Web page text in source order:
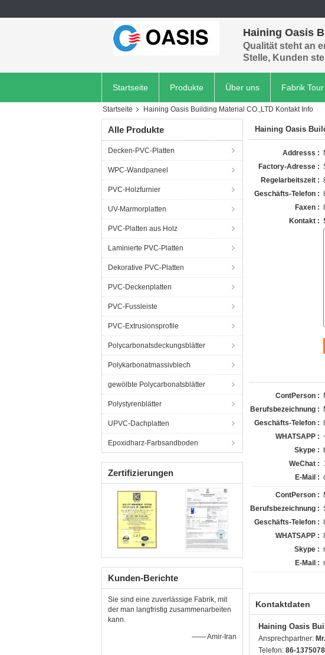
Haining Oasis
Qualität steht an
Stelle, Kunden
Startseite Produkte Über uns Fabrik Tour
Startseite Haining Oasis Building Material CO.,LTD Kontakt Info
Alle Produkte
Decken-PVC-Platten
WPC-Wandpaneel
PVC-Holzfurnier
UV-Marmorplatten
PVC-Platten aus Holz
Laminierte PVC-Platten
Dekorative PVC-Platten
PVC-Deckenplatten
PVC-Fussleiste
PVC-Extrusionsprofile
Polycarbonatsdeckungsblätter
Polykarbonatmassivblech
gewölbte Polycarbonatsblätter
Polystyrenblätter
UPVC-Dachplatten
Epoxidharz-Farbsandboden
Zertifizierungen
Kunden-Berichte
Sie sind eine zuverlässige Fabrik, mit
der man langfristig zusammenarbeiten
kann.
—— Amir-Iran
Haining Oasis
Addresss :
Factory-Adresse :
Regelarbeitszeit :
Geschäfts-Telefon :
Faxen :
Kontakt :
ContPerson :
Berufsbezeichnung :
Geschäfts-Telefon :
WHATSAPP :
Skype :
WeChat :
E-Mail :
ContPerson :
Berufsbezeichnung :
Geschäfts-Telefon :
WHATSAPP :
Skype :
E-Mail :
Kontaktdaten
Haining Oasis
Ansprechpartner:
Telefon: 86-